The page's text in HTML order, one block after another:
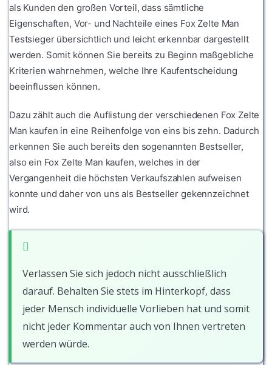
als Kunden den großen Vorteil, dass sämtliche
Eigenschaften, Vor- und Nachteile eines Fox Zelte Man
Testsieger übersichtlich und leicht erkennbar dargestellt
werden. Somit können Sie bereits zu Beginn maßgebliche
Kriterien wahrnehmen, welche Ihre Kaufentscheidung
beeinflussen können.
Dazu zählt auch die Auflistung der verschiedenen Fox Zelte
Man kaufen in eine Reihenfolge von eins bis zehn. Dadurch
erkennen Sie auch bereits den sogenannten Bestseller,
also ein Fox Zelte Man kaufen, welches in der
Vergangenheit die höchsten Verkaufszahlen aufweisen
konnte und daher von uns als Bestseller gekennzeichnet
wird.
Verlassen Sie sich jedoch nicht ausschließlich
darauf. Behalten Sie stets im Hinterkopf, dass
jeder Mensch individuelle Vorlieben hat und somit
nicht jeder Kommentar auch von Ihnen vertreten
werden würde.